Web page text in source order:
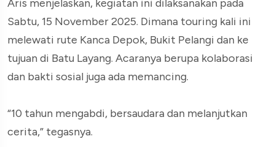
Aris menjelaskan, kegiatan ini dilaksanakan pada
Sabtu, 15 November 2025. Dimana touring kali ini
melewati rute Kanca Depok, Bukit Pelangi dan ke
tujuan di Batu Layang. Acaranya berupa kolaborasi
dan bakti sosial juga ada memancing.
“10 tahun mengabdi, bersaudara dan melanjutkan
cerita,” tegasnya.